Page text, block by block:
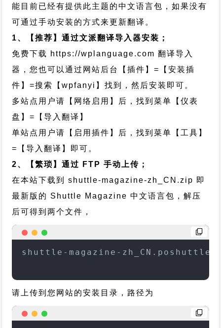
能目前已经有提供此主题的中文语言包，如果没有
可通过手动安装的方式来更新翻译。
1、【推荐】通过文派翻译导入器安装；
免费下载 https://wplanguage.com 翻译导入
器，您也可以通过网站后台【插件】=【安装插
件】=搜索【wpfanyi】找到，然后安装即可。
多站点用户请【网络启用】后，找到菜单【仪表
盘】=【导入翻译】
单站点用户请【启用插件】后，找到菜单【工具】
=【导入翻译】即可。
2、【繁琐】通过 FTP 手动上传；
在本站下载到shuttle-magazine-zh_CN.zip 即
最新版的 Shuttle Magazine 中文语言包，解压
后可得到两个文件，
shuttle-magazine-zh_CN.poshuttle-
请上传到您网站的安装目录，路径为